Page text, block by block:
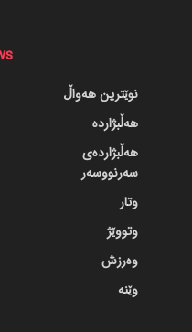
نوێترین هەواڵ
هەڵبژاردە
هەڵبژاردەی
سەرنووسەر
وتار
وتووێژ
وەرزش
وێنە